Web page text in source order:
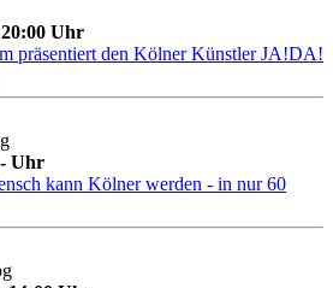
Uhr
präsentiert den Kölner Künstler JA!DA!
- Uhr
kann Kölner werden - in nur 60